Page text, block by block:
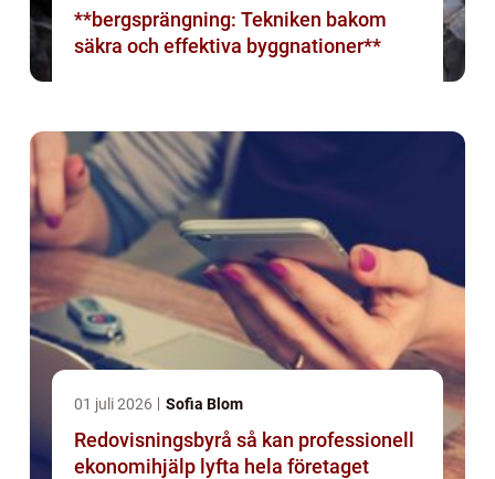
**bergsprängning: Tekniken bakom
säkra och effektiva byggnationer**
01 juli 2026 Sofia Blom
Redovisningsbyrå så kan professionell
ekonomihjälp lyfta hela företaget